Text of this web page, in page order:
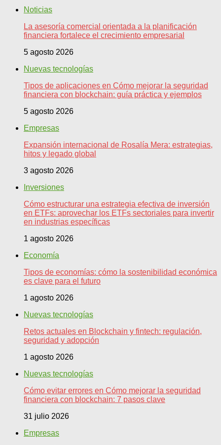
Noticias
La asesoría comercial orientada a la planificación
financiera fortalece el crecimiento empresarial
5 agosto 2026
Nuevas tecnologías
Tipos de aplicaciones en Cómo mejorar la seguridad
financiera con blockchain: guía práctica y ejemplos
5 agosto 2026
Empresas
Expansión internacional de Rosalía Mera: estrategias,
hitos y legado global
3 agosto 2026
Inversiones
Cómo estructurar una estrategia efectiva de inversión
en ETFs: aprovechar los ETFs sectoriales para invertir
en industrias específicas
1 agosto 2026
Economía
Tipos de economías: cómo la sostenibilidad económica
es clave para el futuro
1 agosto 2026
Nuevas tecnologías
Retos actuales en Blockchain y fintech: regulación,
seguridad y adopción
1 agosto 2026
Nuevas tecnologías
Cómo evitar errores en Cómo mejorar la seguridad
financiera con blockchain: 7 pasos clave
31 julio 2026
Empresas